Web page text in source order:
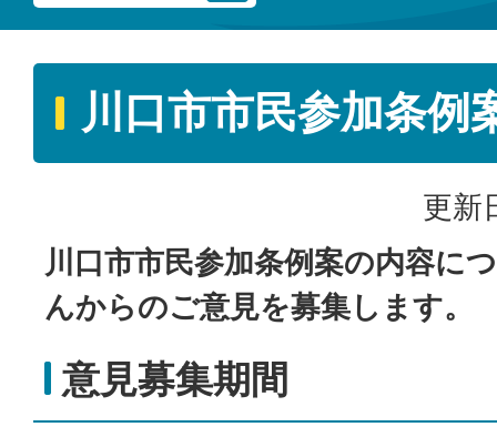
川口市市民参加条例
更新
川口市市民参加条例案の内容に
んからのご意見を募集します。
意見募集期間